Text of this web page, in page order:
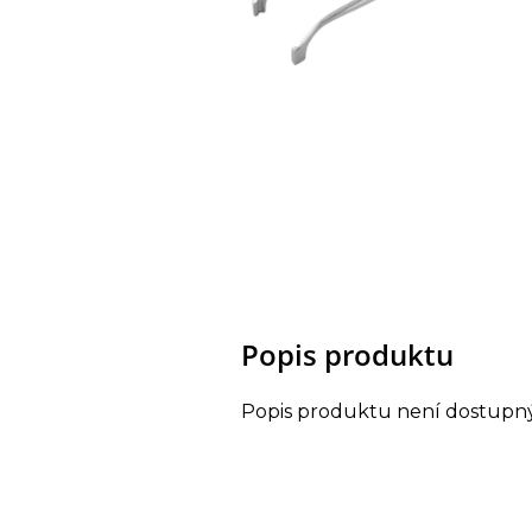
Popis produktu
Popis produktu není